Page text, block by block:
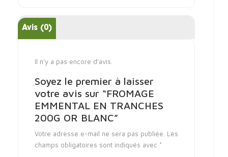
Avis (0)
Il n’y a pas encore d’avis.
Soyez le premier à laisser
votre avis sur “FROMAGE
EMMENTAL EN TRANCHES
200G OR BLANC”
Votre adresse e-mail ne sera pas publiée. Les
champs obligatoires sont indiqués avec *